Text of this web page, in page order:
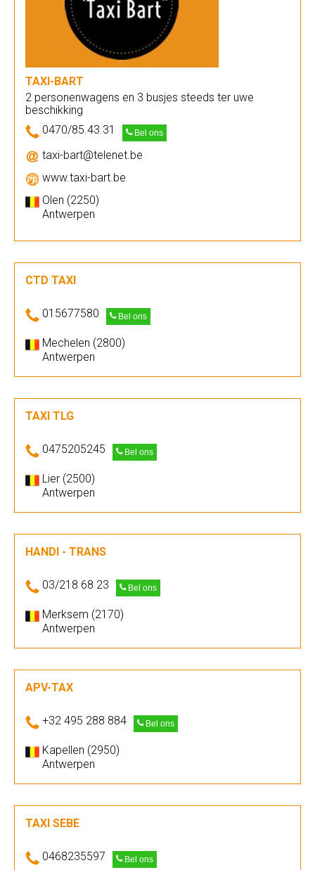
TAXI-BART
2 personenwagens en 3 busjes steeds ter uwe
beschikking
0470/85.43.31
Bel ons
taxi-bart@telenet.be
www.taxi-bart.be
Olen (2250)
Antwerpen
CTD TAXI
015677580 Bel ons
Mechelen (2800)
Antwerpen
TAXI TLG
0475205245 Bel ons
Lier (2500)
Antwerpen
HANDI - TRANS
03/218 68 23 Bel ons
Merksem (2170)
Antwerpen
APV-TAX
+32 495 288 884 Bel ons
Kapellen (2950)
Antwerpen
TAXI SEBE
0468235597 Bel ons